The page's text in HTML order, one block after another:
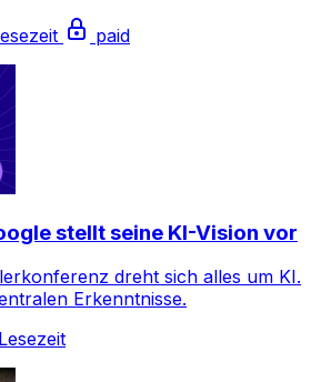
paid
stellt seine KI-Vision vor
dreht sich alles um KI.
Erkenntnisse.